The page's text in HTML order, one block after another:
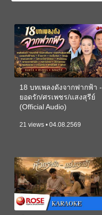
18 บทเพลงดังจากฟากฟ้า -
ยอดรัก/ศรเพชร/แสงสุรีย์
(Official Audio)
21 views • 04.08.2569